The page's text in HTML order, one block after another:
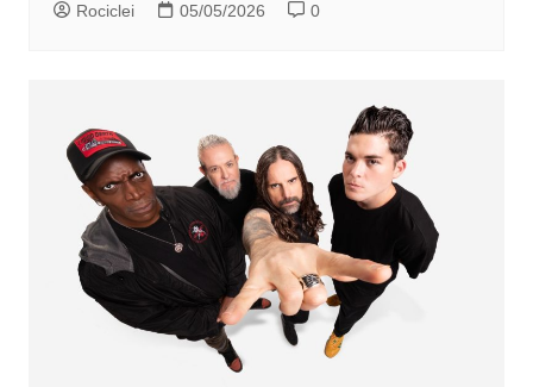
Rociclei 05/05/2026 0